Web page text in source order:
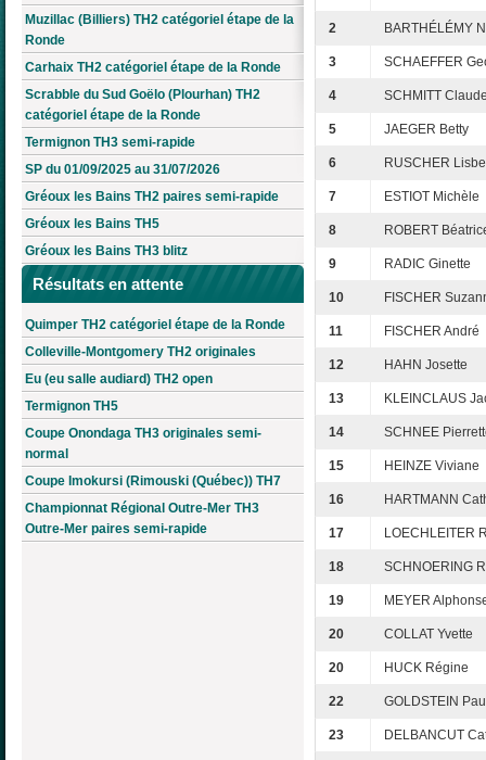
Muzillac (Billiers) TH2 catégoriel étape de la
Ronde
Carhaix TH2 catégoriel étape de la Ronde
Scrabble du Sud Goëlo (Plourhan) TH2
catégoriel étape de la Ronde
Termignon TH3 semi-rapide
SP du 01/09/2025 au 31/07/2026
Gréoux les Bains TH2 paires semi-rapide
Gréoux les Bains TH5
Gréoux les Bains TH3 blitz
Résultats en attente
Quimper TH2 catégoriel étape de la Ronde
Colleville-Montgomery TH2 originales
Eu (eu salle audiard) TH2 open
Termignon TH5
Coupe Onondaga TH3 originales semi-
normal
Coupe Imokursi (Rimouski (Québec)) TH7
Championnat Régional Outre-Mer TH3
Outre-Mer paires semi-rapide
2 BARTHÉLÉMY
3 SCHAEFFER
4 SCHMITT
5 JAEGER Betty
6 RUSCHER
7 ESTIOT Michèle
8 ROBERT
9 RADIC Ginette
10 FISCHER
11 FISCHER André
12 HAHN Josette
13 KLEINCLAUS
14 SCHNEE
15 HEINZE Viviane
16 HARTMANN
17 LOECHLEITER
18 SCHNOERING
19 MEYER
20 COLLAT Yvette
20 HUCK Régine
22 GOLDSTEIN
23 DELBANCUT